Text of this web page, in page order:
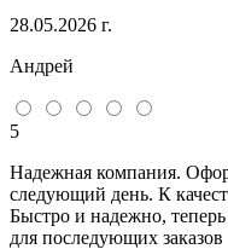
28.05.2026 г.
Андрей
5
Надежная компания.
следующий день. К
Быстро и надежно,
для последующих заказов